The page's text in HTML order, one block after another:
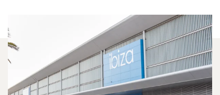
Какие Типы Бизнес-
Джетов Можно